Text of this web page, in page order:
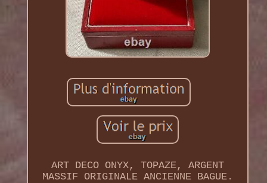
ART DECO ONYX, TOPAZE, ARGENT
MASSIF ORIGINALE ANCIENNE BAGUE.